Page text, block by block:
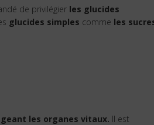
de privilégier les glucides
glucides simples comme les
les organes vitaux. Il est